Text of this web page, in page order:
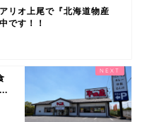
アリオ上尾で『北海道物産
です！！